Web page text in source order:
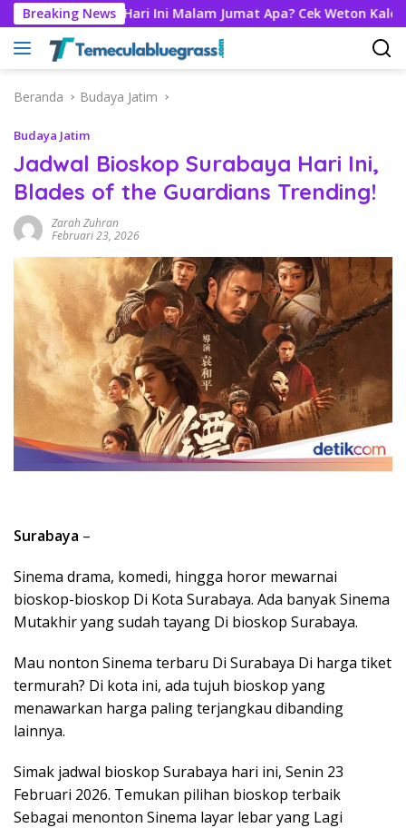
Langsung
ke
konten
Breaking News
Hari Ini Malam Jumat Apa? Cek Weton Kalender Jawa 7
Beranda Budaya Jatim
Budaya Jatim
Jadwal Bioskop Surabaya Hari Ini,
Blades of the Guardians Trending!
Zarah Zuhran
Februari 23, 2026
Surabaya –
Sinema drama, komedi, hingga horor mewarnai
bioskop-bioskop Di Kota Surabaya. Ada banyak Sinema
Mutakhir yang sudah tayang Di bioskop Surabaya.
Mau nonton Sinema terbaru Di Surabaya Di harga tiket
termurah? Di kota ini, ada tujuh bioskop yang
menawarkan harga paling terjangkau dibanding
lainnya.
Simak jadwal bioskop Surabaya hari ini, Senin 23
Februari 2026. Temukan pilihan bioskop terbaik
Sebagai menonton Sinema layar lebar yang Lagi